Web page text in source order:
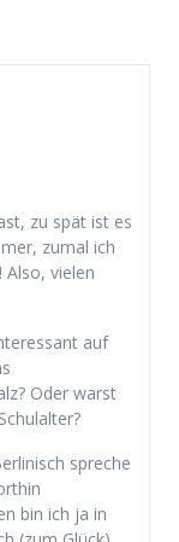
zu spät ist es
zumal ich
Also, vielen
auf
Oder warst
spreche
bin ich ja in